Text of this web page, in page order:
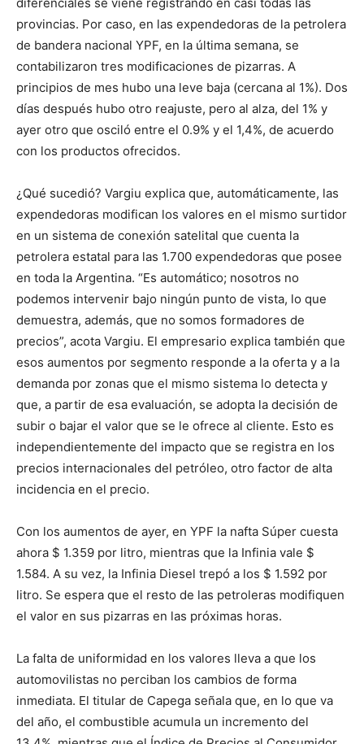
provincias. Por caso, en las expendedoras de la petrolera
de bandera nacional YPF, en la última semana, se
contabilizaron tres modificaciones de pizarras. A
principios de mes hubo una leve baja (cercana al 1%). Dos
días después hubo otro reajuste, pero al alza, del 1% y
ayer otro que osciló entre el 0.9% y el 1,4%, de acuerdo
con los productos ofrecidos.
¿Qué sucedió? Vargiu explica que, automáticamente, las
expendedoras modifican los valores en el mismo surtidor
en un sistema de conexión satelital que cuenta la
petrolera estatal para las 1.700 expendedoras que posee
en toda la Argentina. “Es automático; nosotros no
podemos intervenir bajo ningún punto de vista, lo que
demuestra, además, que no somos formadores de
precios”, acota Vargiu. El empresario explica también que
esos aumentos por segmento responde a la oferta y a la
demanda por zonas que el mismo sistema lo detecta y
que, a partir de esa evaluación, se adopta la decisión de
subir o bajar el valor que se le ofrece al cliente. Esto es
independientemente del impacto que se registra en los
precios internacionales del petróleo, otro factor de alta
incidencia en el precio.
Con los aumentos de ayer, en YPF la nafta Súper cuesta
ahora $ 1.359 por litro, mientras que la Infinia vale $
1.584. A su vez, la Infinia Diesel trepó a los $ 1.592 por
litro. Se espera que el resto de las petroleras modifiquen
el valor en sus pizarras en las próximas horas.
La falta de uniformidad en los valores lleva a que los
automovilistas no perciban los cambios de forma
inmediata. El titular de Capega señala que, en lo que va
del año, el combustible acumula un incremento del